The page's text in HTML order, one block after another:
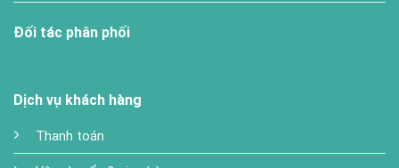
Đối tác phân phối
Dịch vụ khách hàng
Thanh toán